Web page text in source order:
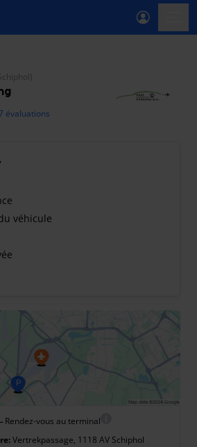
principale
évaluations
véhicule
Rendez-vous au terminal
Vertrekpassage, 1118 AV Schiphol